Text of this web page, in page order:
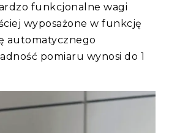
funkcjonalne wagi
wyposażone w funkcję
automatycznego
pomiaru wynosi do 1